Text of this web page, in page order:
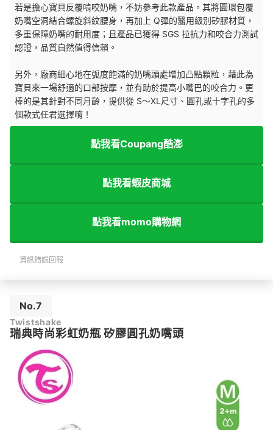
若是擔心寶貝反覆啃咬奶嘴，不妨參考此款產品。其將圓環包覆
奶嘴空洞結合螺旋斜紋腰身，再加上 Q彈的醫用級別矽膠材質，
多重保障奶嘴的耐用度；且產品已獲得 SGS 拉抗力和咬合力測試
認證，品質自然值得信賴。
另外，廠商細心地在弧度飽滿的奶嘴頭處增加凸點顆粒，藉此為
寶貝來一場舒適的口部按摩，並有助於提高小嘴巴的咬合力。更
棒的是其針對不同月齡，提供從 S～XL尺寸、圓孔或十字孔的多
個款式任君選擇唷！
點我看Coupang酷澎
點我看蝦皮商城
點我看momo購物網
資訊錯誤回報
No.7
Twistshake
瑞典時尚彩虹奶瓶 矽膠圓孔奶嘴頭